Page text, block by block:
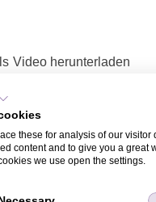
Video herunterladen
teilen
/ Video, das Sie
Name und Email bei
WhatsApp.
these for analysis of our
content and to give you a great
we use open the settings.